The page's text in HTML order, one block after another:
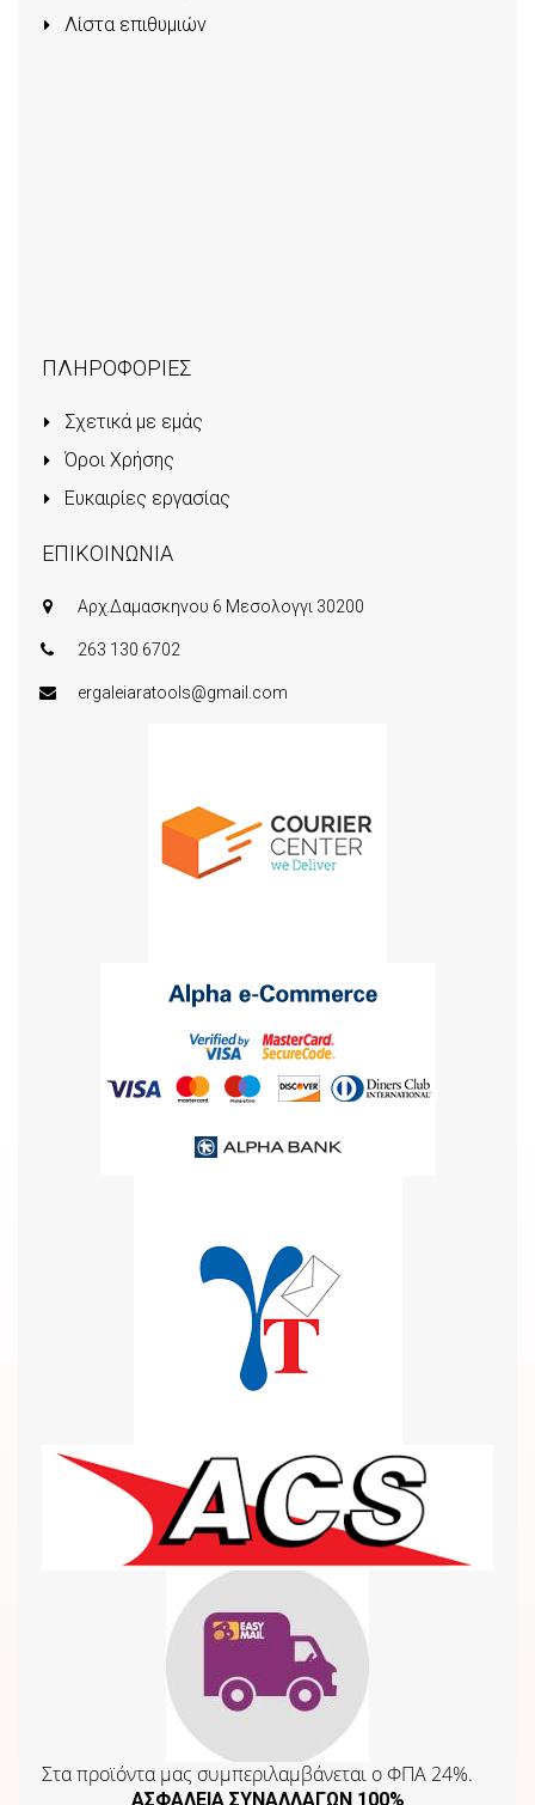
Λίστα επιθυμιών
ΠΛΗΡΟΦΟΡΙΕΣ
Σχετικά με εμάς
Όροι Χρήσης
Ευκαιρίες εργασίας
ΕΠΙΚΟΙΝΩΝΙΑ
Αρχ.Δαμασκηνου 6 Μεσολογγι 30200
263 130 6702
ergaleiaratools@gmail.com
Στα προϊόντα μας συμπεριλαμβάνεται o ΦΠΑ 24%.
ΑΣΦΑΛΕΙΑ ΣΥΝΑΛΛΑΓΩΝ 100%